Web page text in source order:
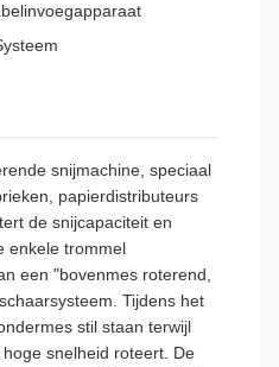
snijmachine, speciaal
papierdistributeurs
de snijcapaciteit en
enkele trommel
een "bovenmes roterend,
Tijdens het
stil staan terwijl
snelheid roteert. De